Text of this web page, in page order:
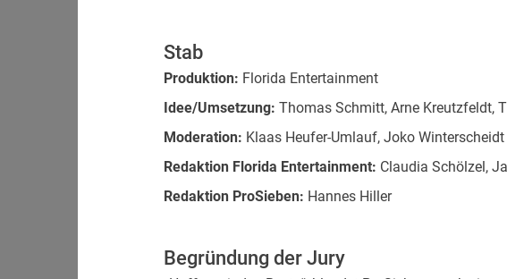
Stab
Produktion: Florida Entertainment
Idee/Umsetzung: Thomas Schmitt, Arne Kreutzfeldt,
Moderation: Klaas Heufer-Umlauf, Joko Winterscheidt
Redaktion Florida Entertainment: Claudia Schölzel,
Redaktion ProSieben: Hannes Hiller
Begründung der Jury